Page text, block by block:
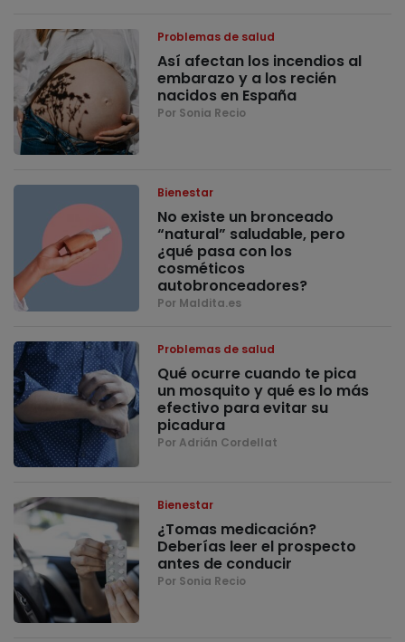
Problemas de salud
Así afectan los incendios al
embarazo y a los recién
nacidos en España
Por Sonia Recio
Bienestar
No existe un bronceado
“natural” saludable, pero
¿qué pasa con los
cosméticos
autobronceadores?
Por Maldita.es
Problemas de salud
Qué ocurre cuando te pica
un mosquito y qué es lo más
efectivo para evitar su
picadura
Por Adrián Cordellat
Bienestar
¿Tomas medicación?
Deberías leer el prospecto
antes de conducir
Por Sonia Recio